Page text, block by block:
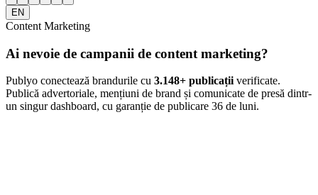
EN
Content Marketing
Ai nevoie de campanii de content marketing?
Publyo conectează brandurile cu 3.148+ publicații verificate.
Publică advertoriale, mențiuni de brand și comunicate de presă dintr-
un singur dashboard, cu garanție de publicare 36 de luni.